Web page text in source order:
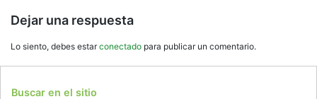
Dejar una respuesta
Lo siento, debes estarconectado para publicar un comentario.
Buscar en el sitio